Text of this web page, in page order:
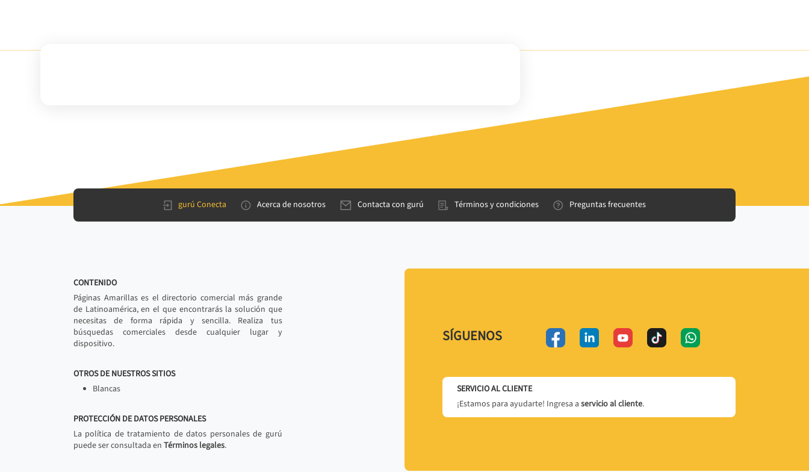
gurú Conecta Acerca de nosotros Contacta con gurú Términos y condiciones Preguntas frecuentes
CONTENIDO
Páginas Amarillas es el directorio comercial más grande
de Latinoamérica, en el que encontrarás la solución que
necesitas de forma rápida y sencilla. Realiza tus
búsquedas comerciales desde cualquier lugar y
dispositivo.
OTROS DE NUESTROS SITIOS
Blancas
PROTECCIÓN DE DATOS PERSONALES
La política de tratamiento de datos personales de gurú
puede ser consultada en Términos legales.
SÍGUENOS
SERVICIO AL CLIENTE
¡Estamos para ayudarte! Ingresa a servicio al cliente.